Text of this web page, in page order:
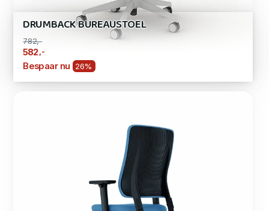
DRUMBACK BUREAUSTOEL
782,-
582 ,-
Bespaar nu 26%